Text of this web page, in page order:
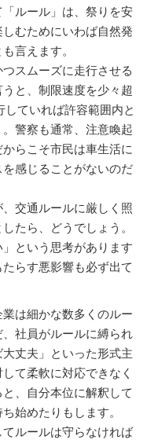
ルール」は、祭りを安
むためにいわば自然発
言えます。
スムーズに走行させる
と、制限速度を少々超
ていれば許容範囲内と
警察も通常、注意喚起
らこそ市民は車生活に
感じることがないのだ
交通ルールに厳しく照
たら、どうでしょう。
という思考があります
らす悪影響も必ず出て
は細かな数多くのルー
社員がルールに縛られ
丈夫」といった形式主
て柔軟に対応できなく
、自分本位に解釈して
始めたりもします。
ルールは守らなければ